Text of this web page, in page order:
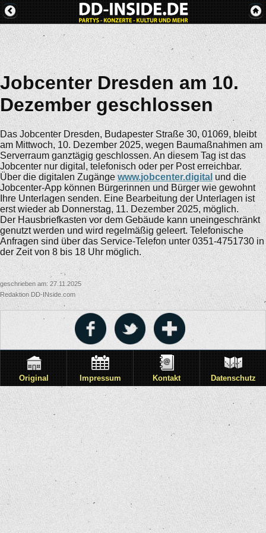
Jobcenter Dresden am 10.
Dezember geschlossen
Das Jobcenter Dresden, Budapester Straße 30, 01069, bleibt
am Mittwoch, 10. Dezember 2025, wegen Baumaßnahmen am
Serverraum ganztägig geschlossen. An diesem Tag ist das
Jobcenter nur digital, telefonisch oder per Post erreichbar.
Über die digitalen Zugängewww.jobcenter.digital und die
Jobcenter-App können Bürgerinnen und Bürger wie gewohnt
Ihre Unterlagen senden. Eine Bearbeitung der Unterlagen ist
erst wieder ab Donnerstag, 11. Dezember 2025, möglich.
Der Hausbriefkasten vor dem Gebäude kann uneingeschränkt
genutzt werden und wird regelmäßig geleert. Telefonische
Anfragen sind über das Service-Telefon unter 0351-4751730 in
der Zeit von 8 bis 18 Uhr möglich.
geschrieben am: 27.11.2025
Redaktion DD-INside.com
Original Impressum Kontakt Datenschutz